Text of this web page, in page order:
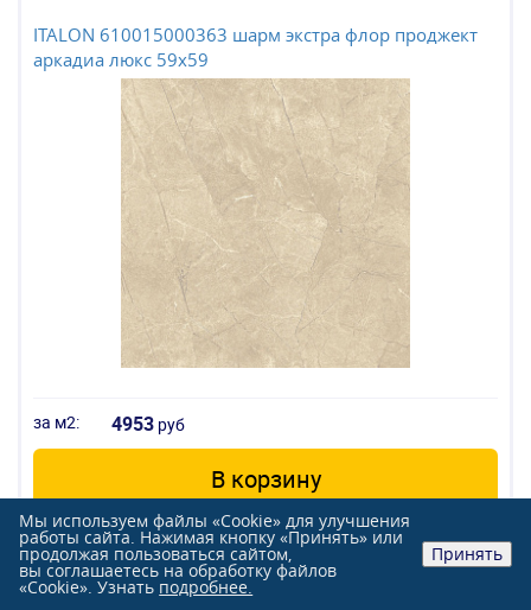
ITALON 610015000363 шарм экстра флор проджект
аркадиа люкс 59x59
за м2: 4953 руб
В корзину
Добавить к сравнению
Мы используем файлы «Cookie» для улучшения
работы сайта. Нажимая кнопку «Принять» или
продолжая пользоваться сайтом,
вы соглашаетесь на обработку файлов
«Cookie». Узнать подробнее.
Принять